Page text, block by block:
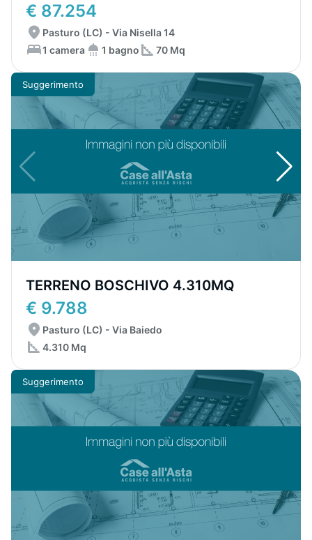
€ 87.254
Pasturo (LC) - Via Nisella 14
1 camera
1 bagno 70 Mq
Suggerimento
TERRENO BOSCHIVO 4.310MQ
€ 9.788
Pasturo (LC) - Via Baiedo
4.310 Mq
Suggerimento